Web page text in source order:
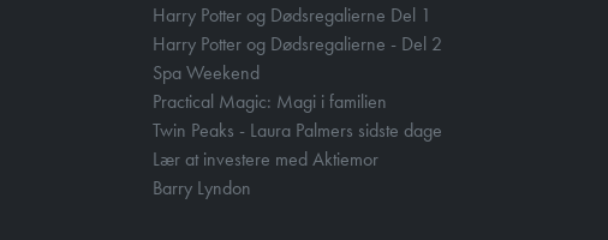
Harry Potter og Dødsregalierne Del 1
Harry Potter og Dødsregalierne - Del 2
Spa Weekend
Practical Magic: Magi i familien
Twin Peaks - Laura Palmers sidste dage
Lær at investere med Aktiemor
Barry Lyndon